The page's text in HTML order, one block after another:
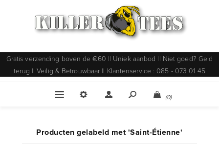
Gratis verzending boven de €60 || Uniek aanbod || Niet goed? Geld
terug || Veilig & Betrouwbaar || Klantenservice : 085 - 073 01 45
(0)
Producten gelabeld met 'Saint-Étienne'